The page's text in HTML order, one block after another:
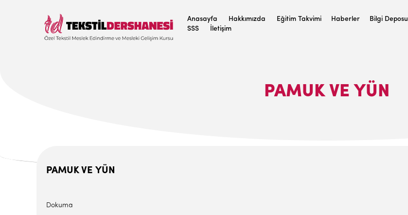
Anasayfa Hakkımızda Eğitim Takvimi Haberler Bilgi Deposu
SSS
İletişim
PAMUK VE YÜN
PAMUK VE YÜN
Dokuma